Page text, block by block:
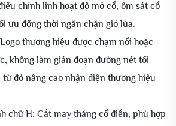
chỉnh linh hoạt độ mở cổ, ôm sát cổ
ưu đồng thời ngăn chặn gió lùa.
thương hiệu được chạm nổi hoặc
không làm gián đoạn đường nét tối
đó nâng cao nhận diện thương hiệu
chữ H: Cắt may thẳng cổ điển, phù hợp